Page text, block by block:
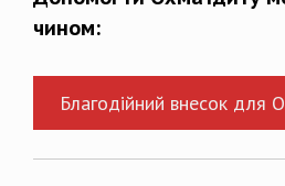
чином:
Благодійний внесок для